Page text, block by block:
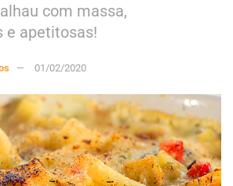
com massa,
e apetitosas!
01/02/2020